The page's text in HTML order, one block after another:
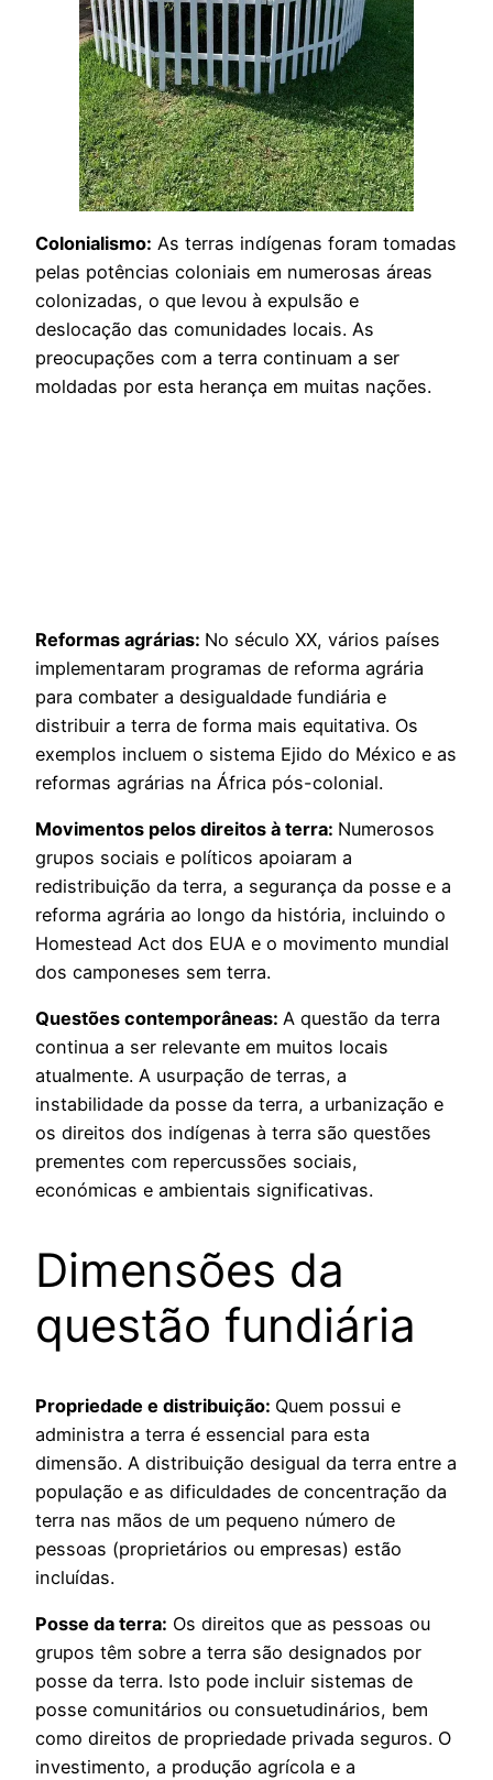
Colonialismo: As terras indígenas foram tomadas
pelas potências coloniais em numerosas áreas
colonizadas, o que levou à expulsão e
deslocação das comunidades locais. As
preocupações com a terra continuam a ser
moldadas por esta herança em muitas nações.
Reformas agrárias: No século XX, vários países
implementaram programas de reforma agrária
para combater a desigualdade fundiária e
distribuir a terra de forma mais equitativa. Os
exemplos incluem o sistema Ejido do México e as
reformas agrárias na África pós-colonial.
Movimentos pelos direitos à terra: Numerosos
grupos sociais e políticos apoiaram a
redistribuição da terra, a segurança da posse e a
reforma agrária ao longo da história, incluindo o
Homestead Act dos EUA e o movimento mundial
dos camponeses sem terra.
Questões contemporâneas: A questão da terra
continua a ser relevante em muitos locais
atualmente. A usurpação de terras, a
instabilidade da posse da terra, a urbanização e
os direitos dos indígenas à terra são questões
prementes com repercussões sociais,
económicas e ambientais significativas.
Dimensões da
questão fundiária
Propriedade e distribuição: Quem possui e
administra a terra é essencial para esta
dimensão. A distribuição desigual da terra entre a
população e as dificuldades de concentração da
terra nas mãos de um pequeno número de
pessoas (proprietários ou empresas) estão
incluídas.
Posse da terra: Os direitos que as pessoas ou
grupos têm sobre a terra são designados por
posse da terra. Isto pode incluir sistemas de
posse comunitários ou consuetudinários, bem
como direitos de propriedade privada seguros. O
investimento, a produção agrícola e a